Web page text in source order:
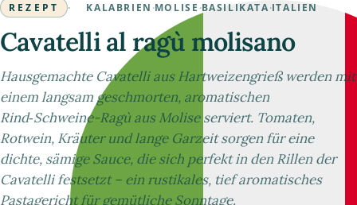
REZEPT · KALABRIEN ·MOLISE ·BASILIKATA ·ITALIEN
Cavatelli al ragù molisano
Hausgemachte Cavatelli aus Hartweizengrieß werden mit
einem langsam geschmorten, aromatischen
Rind‑Schweine-Ragù aus Molise serviert. Tomaten,
Rotwein, Kräuter und lange Garzeit sorgen für eine
dichte, sämige Sauce, die sich perfekt in den Rillen der
Cavatelli festsetzt – ein rustikales, tief aromatisches
Pastagericht für gemütliche Sonntage.